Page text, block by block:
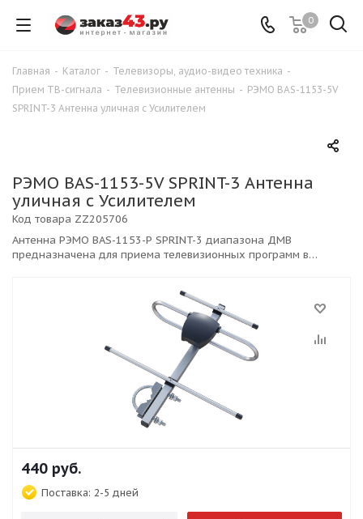
0
Главная - Каталог - Телевизоры, аудио-видео техника -
Прием ТВ-сигнала - Телевизионные антенны - РЭМО BAS-1153-5V
SPRINT-3 Антенна уличная с Усилителем
РЭМО BAS-1153-5V SPRINT-3 Антенна
уличная с Усилителем
Антенна РЭМО BAS-1153-P SPRINT-3 диапазона ДМВ
предназначена для приема телевизионных программ в
Код товара ZZ205706
440 руб.
Поставка: 2-5 дней